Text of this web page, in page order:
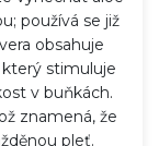
používá se již
obsahuje
stimuluje
v buňkách.
znamená, že
pleť.